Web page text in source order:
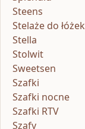
Steens
Stelaże do łóżek
Stella
Stolwit
Sweetsen
Szafki
Szafki nocne
Szafki RTV
Szafy